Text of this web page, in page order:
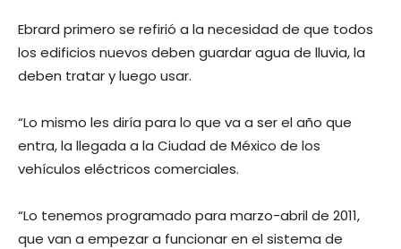
Ebrard primero se refirió a la necesidad de que todos
los edificios nuevos deben guardar agua de lluvia, la
deben tratar y luego usar.
“Lo mismo les diría para lo que va a ser el año que
entra, la llegada a la Ciudad de México de los
vehículos eléctricos comerciales.
“Lo tenemos programado para marzo-abril de 2011,
que van a empezar a funcionar en el sistema de